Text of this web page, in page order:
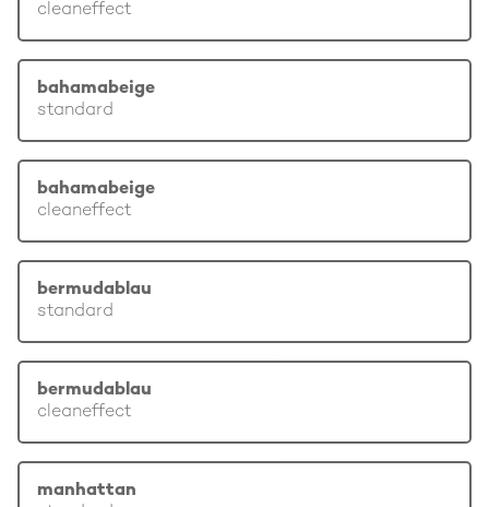
cleaneffect
bahamabeige
standard
bahamabeige
cleaneffect
bermudablau
standard
bermudablau
cleaneffect
manhattan